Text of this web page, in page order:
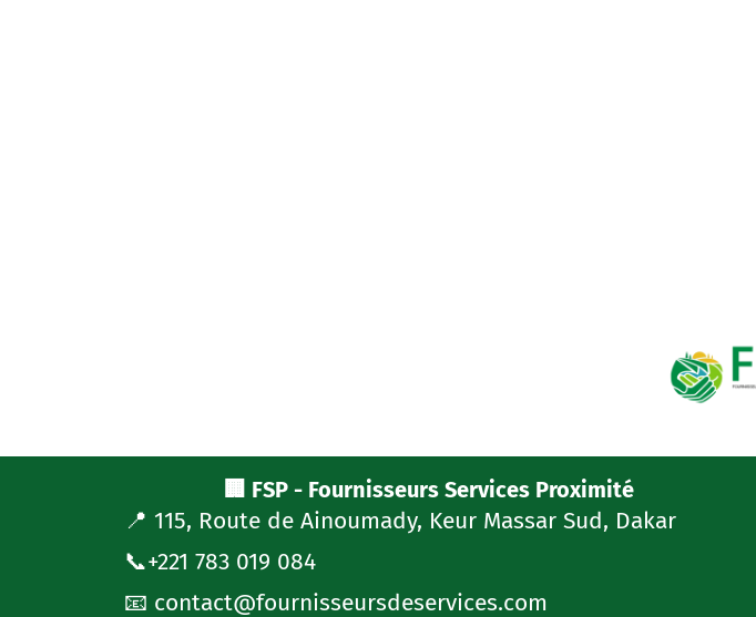
🏢 FSP - Fournisseurs Services Proximité
📍 115, Route de Ainoumady, Keur Massar Sud, Dakar
📞+221 783 019 084
📧 contact@fournisseursdeservices.com